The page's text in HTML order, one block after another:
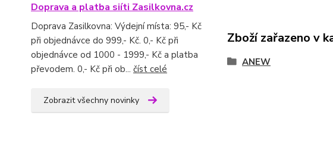
Doprava a platba siíti Zasilkovna.cz
Doprava Zasilkovna: Výdejní místa: 95,- Kč
při objednávce do 999,- Kč. 0,- Kč při
objednávce od 1000 - 1999,- Kč a platba
převodem. 0,- Kč při ob... číst celé
Zobrazit všechny novinky
Zboží zařazeno v
ANEW